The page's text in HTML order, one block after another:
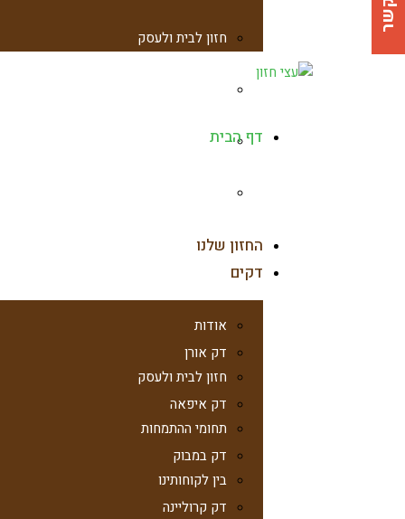
חזון לבית ולעסק
בין לקוחותינו
דקים
דק אורן
דק איפאה
דק במבוק
דק קרוליינה
דף הבית
החזון שלנו
אודות
חזון לבית ולעסק
תחומי ההתמחות
בין לקוחותינו